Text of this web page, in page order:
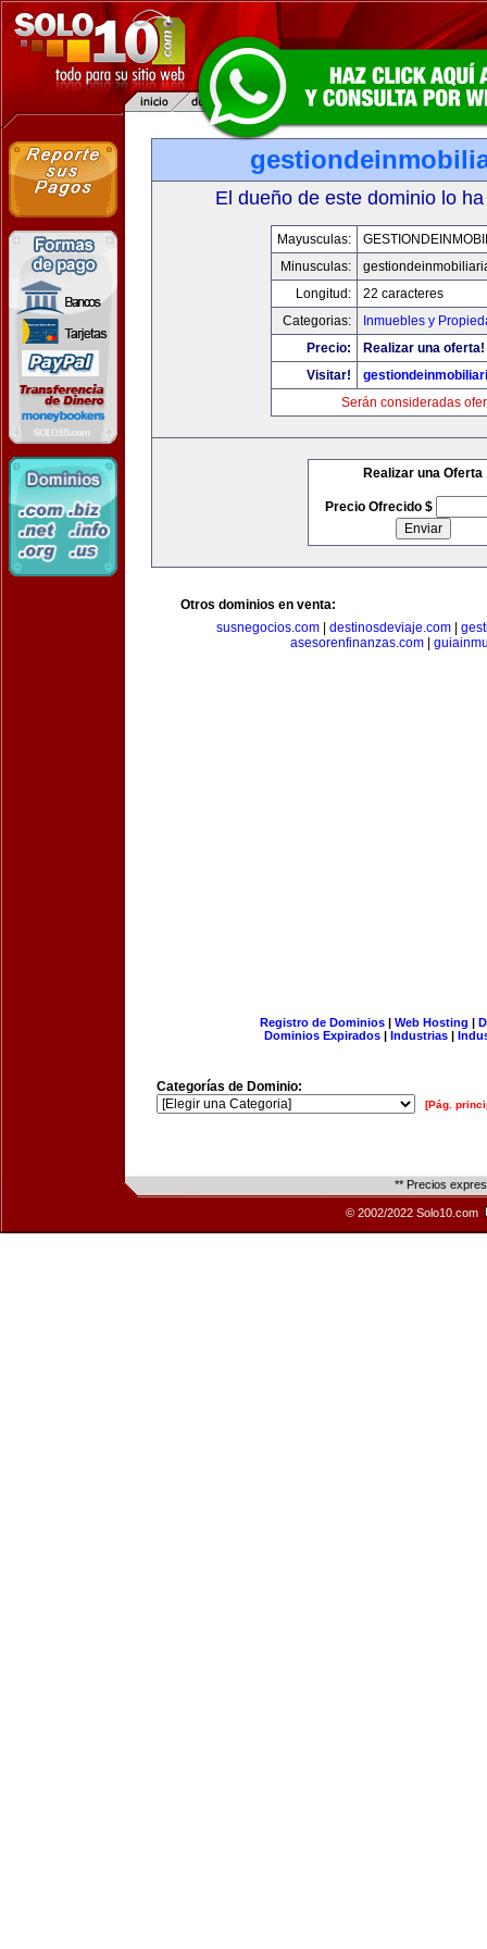
El dueño de este dominio lo
Mayusculas:
Minusculas:
Longitud:
22 caracteres
Categorias:
Inmuebles y
Precio:
Realizar una oferta!
Visitar!
Serán consideradas
Realizar una Oferta
Precio Ofrecido $
Otros dominios en venta:
susnegocios.com| destinosdeviaje.com|
asesorenfinanzas.com|
Registro de Dominios| Web Hosting |
Dominios Expirados | Industrias |
Categorías de Dominio:
[Pág.
** Precios
© 2002/2022 Solo10.com